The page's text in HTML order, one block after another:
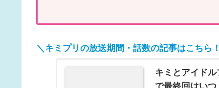
＼キミプリの放送期間・話数の記事はこちら
キミとアイド
で最終回はいつ